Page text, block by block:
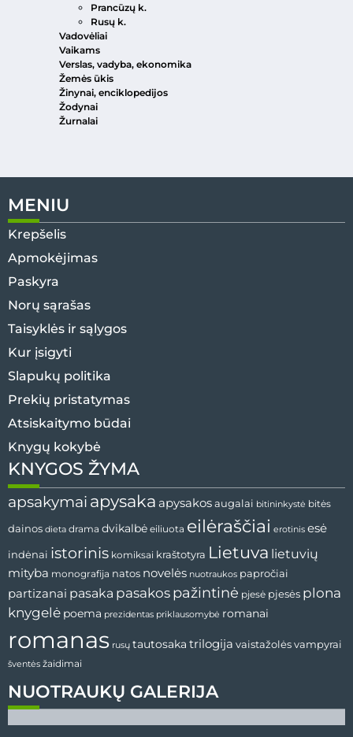
Prancūzų k.
Rusų k.
Vadovėliai
Vaikams
Verslas, vadyba, ekonomika
Žemės ūkis
Žinynai, enciklopedijos
Žodynai
Žurnalai
MENIU
Krepšelis
Apmokėjimas
Paskyra
Norų sąrašas
Taisyklės ir sąlygos
Kur įsigyti
Slapukų politika
Prekių pristatymas
Atsiskaitymo būdai
Knygų kokybė
NUOTRAUKŲ GALERIJA
KNYGOS ŽYMA
apsakymai apysaka apysakos augalai bitininkystė bitės
dainos dieta drama dvikalbė eiliuota eilėraščiai erotinis esė
indėnai istorinis komiksai kraštotyra Lietuva lietuvių
mityba monografija natos novelės nuotraukos papročiai
partizanai pasaka pasakos pažintinė pjesė pjesės plona
knygelė poema prezidentas priklausomybė romanai
romanas rusų tautosaka trilogija vaistažolėsvampyrai
šventės žaidimai